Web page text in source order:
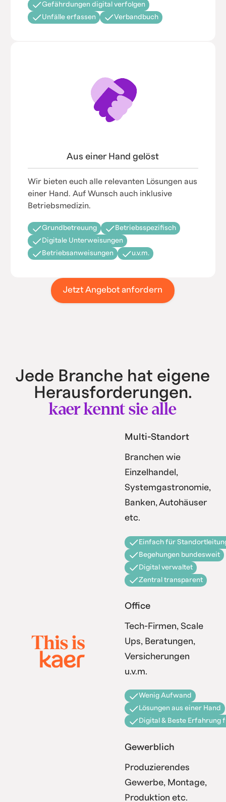
Gefährdungen digital verfolgen
Unfälle erfassen
Verbandbuch
Aus einer Hand gelöst
Wir bieten euch alle relevanten Lösungen aus
einer Hand. Auf Wunsch auch inklusive
Betriebsmedizin.
Grundbetreuung
Betriebsspezifisch
Digitale Unterweisungen
Betriebsanweisungen
u.v.m.
Jetzt Angebot anfordern
Jede Branche hat eigene
Herausforderungen.
kaer kennt sie alle
Multi-Standort
Branchen wie
Einzelhandel,
Systemgastronomie,
Banken, Autohäuser
etc.
Einfach für
Begehungen bundesweit
Digital verwaltet
Zentral transparent
Office
Tech-Firmen, Scale
Ups, Beratungen,
Versicherungen
u.v.m.
Wenig Aufwand
Lösungen aus einer Hand
Digital & Beste Erfahrung
Gewerblich
Produzierendes
Gewerbe, Montage,
Produktion etc.